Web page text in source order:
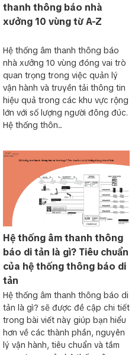
thanh thông báo nhà
xưởng 10 vùng từ A-Z
Hệ thống âm thanh thông báo
nhà xưởng 10 vùng đóng vai trò
quan trọng trong việc quản lý
vận hành và truyền tải thông tin
hiệu quả trong các khu vực rộng
lớn với số lượng người đông đúc.
Hệ thống thôn...
Hệ thống âm thanh thông
báo di tản là gì? Tiêu chuẩn
của hệ thống thông báo di
tản
Hệ thống âm thanh thông báo di
tản là gì? sẽ được đề cập chi tiết
trong bài viết này giúp bạn hiểu
hơn về các thành phần, nguyên
lý vận hành, tiêu chuẩn và tầm